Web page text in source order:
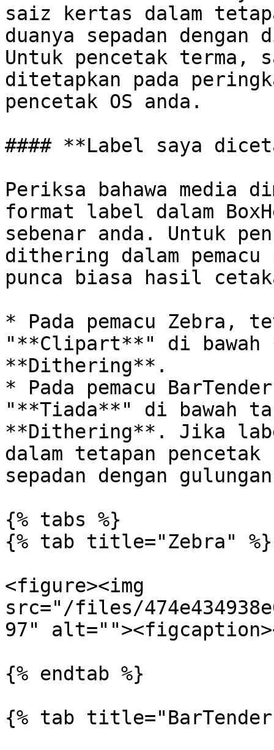
saiz kertas dalam
duanya sepadan
Untuk pencetak terma,
ditetapkan pada
pencetak OS anda.
#### **Label saya
Periksa bahawa media
format label dalam
sebenar anda. Untuk
dithering dalam
punca biasa hasil
* Pada pemacu Zebra,
"**Clipart**" di
**Dithering**.
* Pada pemacu
"**Tiada**" di bawah
**Dithering**. Jika
dalam tetapan
sepadan dengan
{% tabs %}
{% tab title="Zebra" %}
<figure><img
src="/files/
97"
{% endtab %}
{% tab